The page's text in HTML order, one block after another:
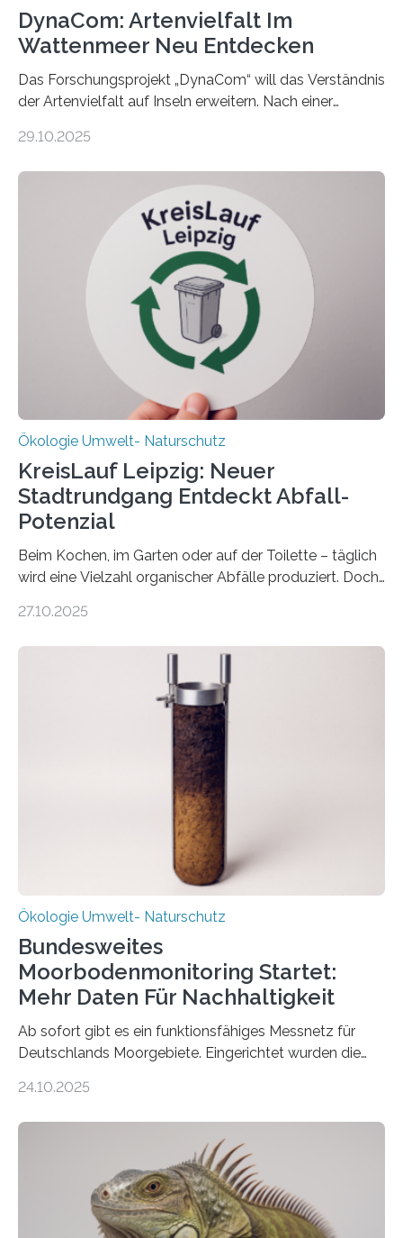
DynaCom: Artenvielfalt Im
Wattenmeer Neu Entdecken
Das Forschungsprojekt „DynaCom“ will das Verständnis
der Artenvielfalt auf Inseln erweitern. Nach einer
Beobachtungen im Wattenmeer ist nun eine große
Oldenburg befassen sich insbesondere damit, wie ein
Ökosystem gedeiht – und wie sich dieser Prozess
verlässlich prognostizieren lässt. Grünes Licht für
„DynaCom“: Die Deutsche Forschungsgemeinschaft
(DFG) fördert das Anfang 2019 gestartete
Forschungsprojekt an der Universität Oldenburg für
zwei weitere Jahre mit rund 1,2 Millionen Euro. „Wir
freuen uns sehr über…
29.10.2025
Ökologie Umwelt- Naturschutz
KreisLauf Leipzig: Neuer
Stadtrundgang Entdeckt Abfall-
Potenzial
Beim Kochen, im Garten oder auf der Toilette – täglich
wird eine Vielzahl organischer Abfälle produziert. Doch
Potenzial nur dann entfalten können, wenn sie in
Veränderung der Wirtschaft wichtig ist, zeigt der vom
Deutschen Biomasseforschungszentrum und der
Stadtreinigung Leipzig konzipierte und am 24. Oktober
2025 offiziell eingeweihte Stadtrundgang „KreisLauf“. Er
ist ab sofort im Leipziger Stadtgebiet…
27.10.2025
Ökologie Umwelt- Naturschutz
Bundesweites
Moorbodenmonitoring Startet:
Mehr Daten Für Nachhaltigkeit
Ab sofort gibt es ein funktionsfähiges Messnetz für
Deutschlands Moorgebiete. Eingerichtet wurden die
vergangenen fünf Jahren von Wissenschaftlerinnen
heutigen Donnerstag übergeben sie ihren Bericht zur
Aufbauphase an den Auftraggeber, das
Bundesministerium für Landwirtschaft, Ernährung und
Heimat. Braunschweig/Eberswalde (23. Oktober 2025).
Ein Netz aus 155 Messstationen spannt sich neuerdings
24.10.2025